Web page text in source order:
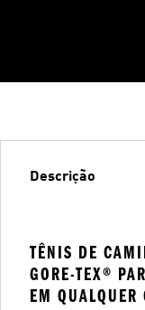
Descrição
TÊNIS DE
GORE-TEX®
EM